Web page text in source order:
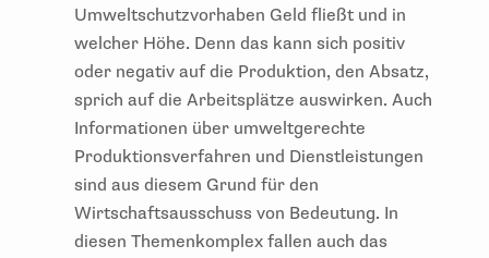
Umweltschutzvorhaben Geld fließt und in
welcher Höhe. Denn das kann sich positiv
oder negativ auf die Produktion, den Absatz,
sprich auf die Arbeitsplätze auswirken. Auch
Informationen über umweltgerechte
Produktionsverfahren und Dienstleistungen
sind aus diesem Grund für den
Wirtschaftsausschuss von Bedeutung. In
diesen Themenkomplex fallen auch das